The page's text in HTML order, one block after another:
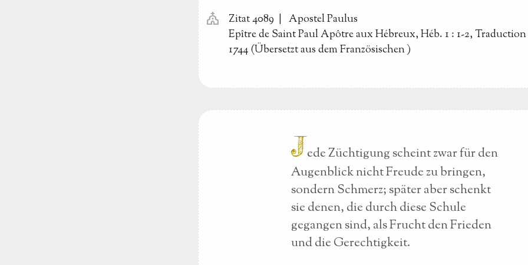
church Zitat 4089 |
Apostel Paulus
Epître de Saint Paul Apôtre aux Hébreux, Héb. 1 : 1-2,
1744 (Übersetzt aus dem Französischen)
Jede Züchtigung scheint zwar für den
Augenblick nicht Freude zu bringen,
sondern Schmerz; später aber schenkt
sie denen, die durch diese Schule
gegangen sind, als Frucht den Frieden
und die Gerechtigkeit.